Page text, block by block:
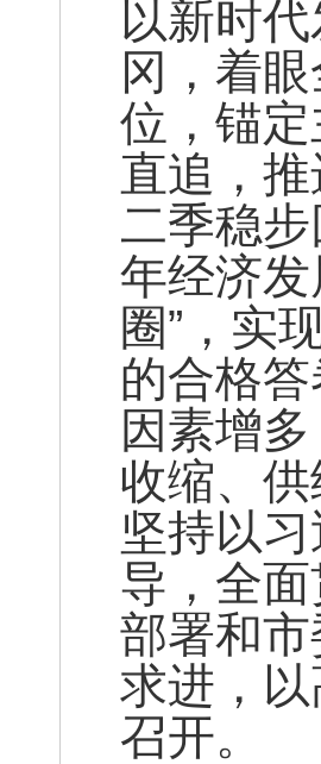
以新时
冈，着
位，锚
直追，
二季稳
年经济
圈”，实
的合格
因素增
收缩、
坚持以
导，全
部署和
求进，
召开。